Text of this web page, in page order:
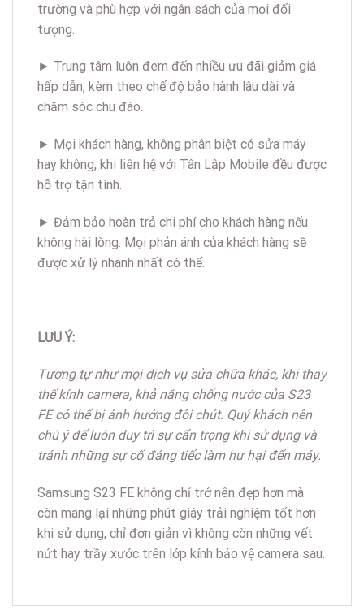
trường và phù hợp với ngân sách của mọi đối
tượng.
► Trung tâm luôn đem đến nhiều ưu đãi giảm giá
hấp dẫn, kèm theo chế độ bảo hành lâu dài và
chăm sóc chu đáo.
► Mọi khách hàng, không phân biệt có sửa máy
hay không, khi liên hệ với Tân Lập Mobile đều được
hỗ trợ tận tình.
► Đảm bảo hoàn trả chi phí cho khách hàng nếu
không hài lòng. Mọi phản ánh của khách hàng sẽ
được xử lý nhanh nhất có thể.
LƯU Ý:
Tương tự như mọi dịch vụ sửa chữa khác, khi thay
thế kính camera, khả năng chống nước của S23
FE có thể bị ảnh hưởng đôi chút. Quý khách nên
chú ý để luôn duy trì sự cẩn trọng khi sử dụng và
tránh những sự cố đáng tiếc làm hư hại đến máy.
Samsung S23 FE không chỉ trở nên đẹp hơn mà
còn mang lại những phút giây trải nghiệm tốt hơn
khi sử dụng, chỉ đơn giản vì không còn những vết
nứt hay trầy xước trên lớp kính bảo vệ camera sau.